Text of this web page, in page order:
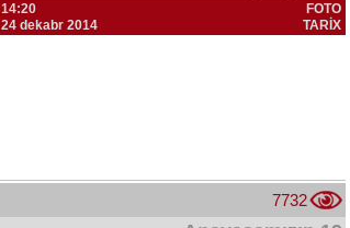
14:20
24 dekabr 2014
FOTO
TARİX
7732